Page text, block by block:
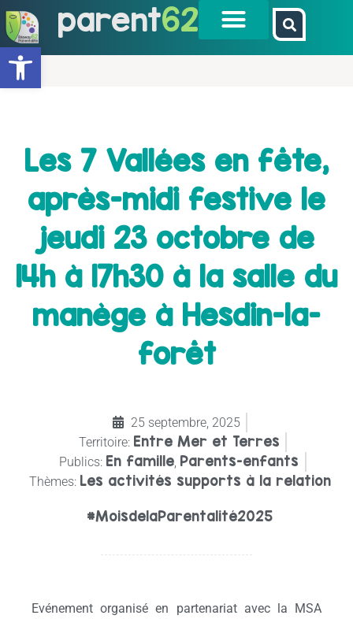
Ouvrir la barre d’outils
parent62
Les 7 Vallées en fête,
après-midi festive le
jeudi 23 octobre de
14h à 17h30 à la salle du
manège à Hesdin-la-
forêt
25 septembre, 2025
Territoire: Entre Mer et Terres
Publics: En famille Parents-enfants
Thèmes: Les activités supports à la relation
#MoisdelaParentalité2025
Evénement organisé en partenariat avec la MSA